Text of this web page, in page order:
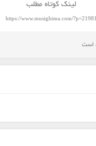
لینک کوتاه مطلب
https://www.musighima.com/?p=21981